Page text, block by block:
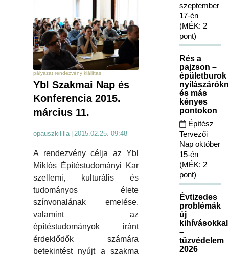
pályázat rendezvény kiállítás
Ybl Szakmai Nap és
Konferencia 2015.
március 11.
opauszkililla | 2015.02.25. 09:48
A rendezvény célja az Ybl
Miklós Építéstudományi Kar
szellemi, kulturális és
tudományos élete
színvonalának emelése,
valamint az
építéstudományok iránt
érdeklődők számára
betekintést nyújt a szakma
szeptember
17-én
(MÉK: 2
pont)
Rés a
pajzson –
épületburok
és más
kényes
pontokon
Építész
Tervezői
Nap október
15-én
(MÉK: 2
pont)
Évtizedes
problémák
új
kihívásokkal
–
tűzvédelem
2026